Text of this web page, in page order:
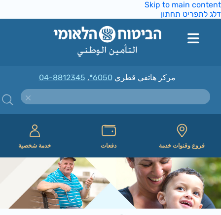
Skip to main
לתפריט תחתון
مركز هاتفي قطري*6050
,
04-8812345
فروع وقنوات خدمة دفعات خدمة شخصية